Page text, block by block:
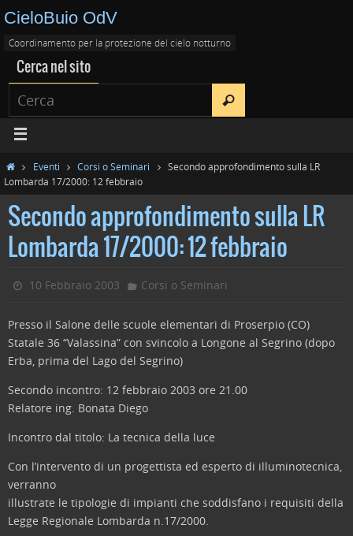
CieloBuio OdV
Coordinamento per la protezione del cielo notturno
Cerca nel sito
Eventi Corsi o Seminari
Secondo approfondimento sulla LR
Lombarda 17/2000: 12 febbraio
Secondo approfondimento sulla LR
Lombarda 17/2000: 12 febbraio
10 Febbraio 2003 Corsi o Seminari
Presso il Salone delle scuole elementari di Proserpio (CO)
Statale 36 “Valassina” con svincolo a Longone al Segrino (dopo
Erba, prima del Lago del Segrino)
Secondo incontro: 12 febbraio 2003 ore 21.00
Relatore ing. Bonata Diego
Incontro dal titolo: La tecnica della luce
Con l’intervento di un progettista ed esperto di illuminotecnica,
verranno
illustrate le tipologie di impianti che soddisfano i requisiti della
Legge Regionale Lombarda n.17/2000.